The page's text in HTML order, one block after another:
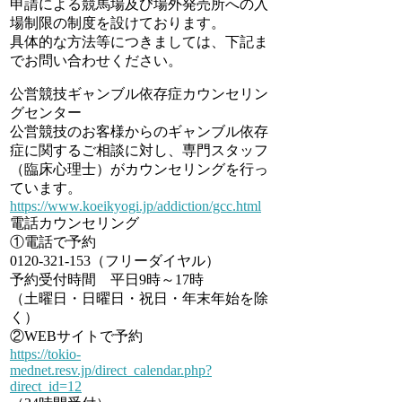
申請による競馬場及び場外発売所への入
場制限の制度を設けております。
具体的な方法等につきましては、下記ま
でお問い合わせください。
公営競技ギャンブル依存症カウンセリン
グセンター
公営競技のお客様からのギャンブル依存
症に関するご相談に対し、専門スタッフ
（臨床心理士）がカウンセリングを行っ
ています。
https://www.koeikyogi.jp/addiction/gcc.html
電話カウンセリング
①電話で予約
0120-321-153（フリーダイヤル）
予約受付時間 平日9時～17時
（土曜日・日曜日・祝日・年末年始を除
く）
②WEBサイトで予約
https://tokio-
mednet.resv.jp/direct_calendar.php?
direct_id=12